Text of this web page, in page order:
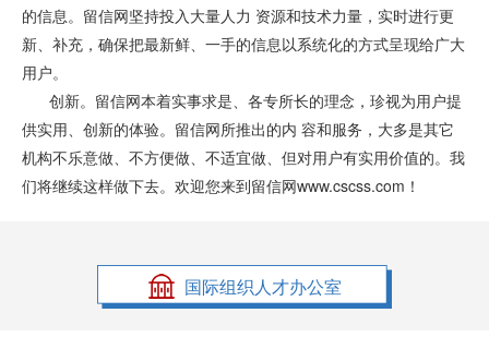
的信息。留信网坚持投入大量人力 资源和技术力量，实时进行更
新、补充，确保把最新鲜、一手的信息以系统化的方式呈现给广大
用户。
创新。留信网本着实事求是、各专所长的理念，珍视为用户提
供实用、创新的体验。留信网所推出的内 容和服务，大多是其它
机构不乐意做、不方便做、不适宜做、但对用户有实用价值的。我
们将继续这样做下去。欢迎您来到留信网www.cscss.com！
国际组织人才办公室